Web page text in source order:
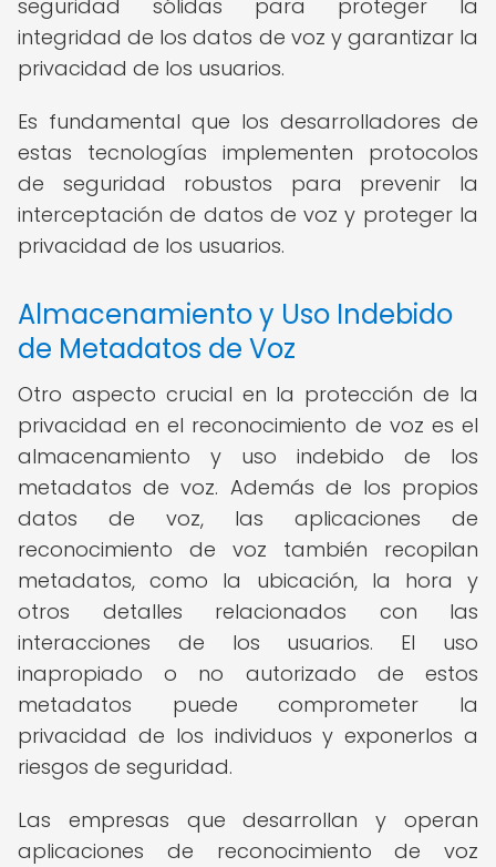
seguridad sólidas para proteger la
integridad de los datos de voz y garantizar la
privacidad de los usuarios.
Es fundamental que los desarrolladores de
estas tecnologías implementen protocolos
de seguridad robustos para prevenir la
interceptación de datos de voz y proteger la
privacidad de los usuarios.
Almacenamiento y Uso Indebido
de Metadatos de Voz
Otro aspecto crucial en la protección de la
privacidad en el reconocimiento de voz es el
almacenamiento y uso indebido de los
metadatos de voz. Además de los propios
datos de voz, las aplicaciones de
reconocimiento de voz también recopilan
metadatos, como la ubicación, la hora y
otros detalles relacionados con las
interacciones de los usuarios. El uso
inapropiado o no autorizado de estos
metadatos puede comprometer la
privacidad de los individuos y exponerlos a
riesgos de seguridad.
Las empresas que desarrollan y operan
aplicaciones de reconocimiento de voz